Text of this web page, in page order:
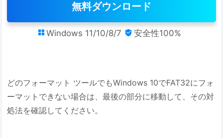
無料ダウンロード
 Windows 11/10/8/7  安全性100%
どのフォーマット ツールでもWindows 10でFAT32にフォ
ーマットできない場合は、最後の部分に移動して、その対
処法を確認してください。